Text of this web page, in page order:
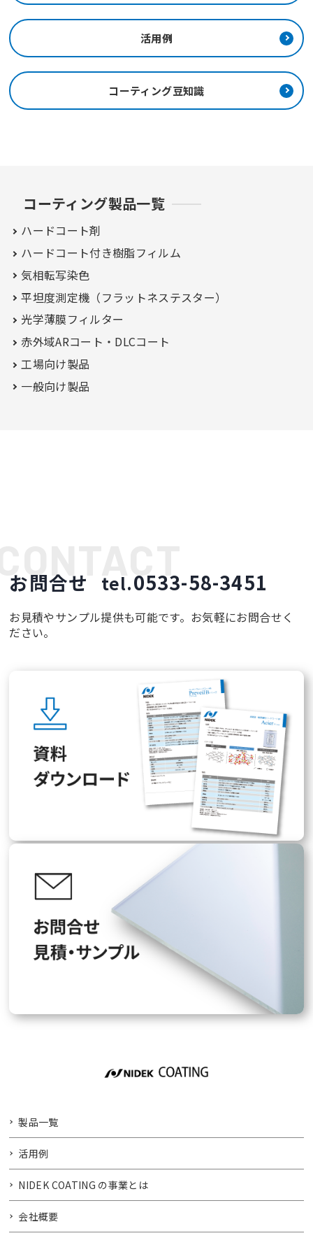
活用例
コーティング豆知識
コーティング製品一覧
ハードコート剤
ハードコート付き樹脂フィルム
気相転写染色
平坦度測定機（フラットネステスター）
光学薄膜フィルター
赤外域ARコート・ DLCコート
工場向け製品
一般向け製品
お問合せ tel.0533-58-3451
お見積やサンプル提供も可能です。お気軽にお問合せく
ださい。
製品一覧
活用例
NIDEK COATING の事業とは
会社概要